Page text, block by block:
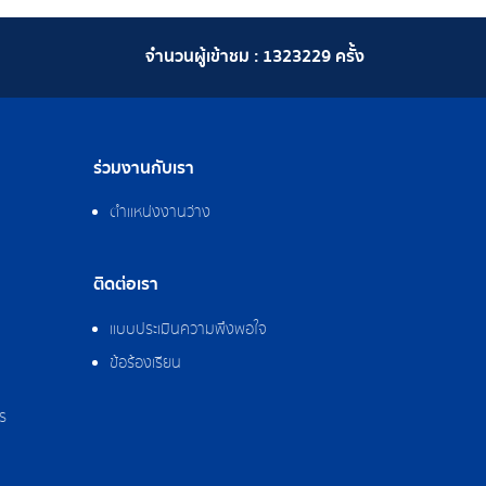
จำนวนผู้เข้าชม : 1323229 ครั้ง
ร่วมงานกับเรา
ตำแหน่งงานว่าง
ติดต่อเรา
แบบประเมินความพึงพอใจ
ข้อร้องเรียน